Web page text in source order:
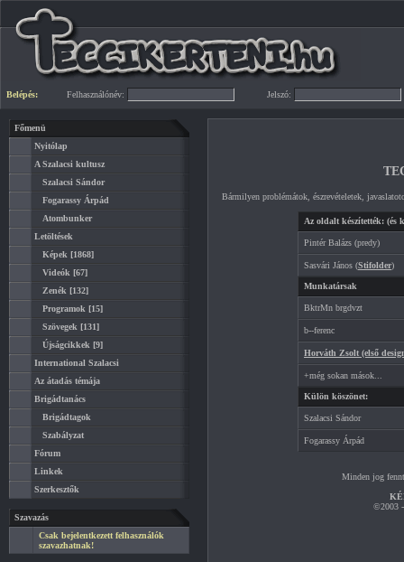
Belépés: Felhasználónév: Jelszó:
Főmenü
Nyitólap
A Szalacsi kultusz
Szalacsi Sándor
Fogarassy Árpád
Atombunker
Letöltések
Képek [1868]
Videók [67]
Zenék [132]
Programok [15]
Szövegek [131]
Újságcikkek [9]
International Szalacsi
Az átadás témája
Brigádtanács
Brigádtagok
Szabályzat
Fórum
Linkek
Szerkesztők
Szavazás
Csak bejelentkezett felhasználók
szavazhatnak!
Bármilyen problémátok, észrevételetek,
Az oldalt készítették: (és
Pintér Balázs (predy)
Sasvári János (Stifolder)
Munkatársak
BktrMn brgdvzt
b--ferenc
Horváth Zsolt (első
+még sokan mások...
Külön köszönet:
Szalacsi Sándor
Fogarassy Árpád
Minden jog
©2003 -